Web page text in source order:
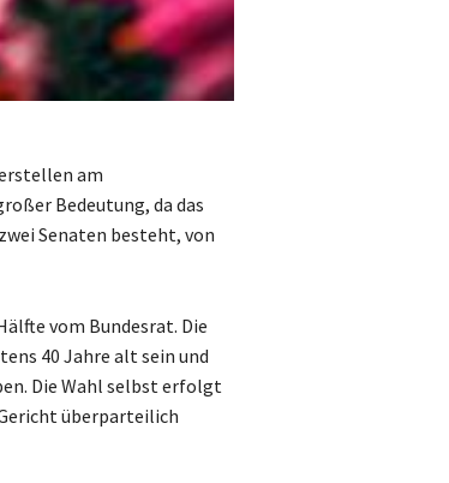
am
Bedeutung, da das
Senaten besteht, von
vom Bundesrat. Die
40 Jahre alt sein und
Die Wahl selbst erfolgt
überparteilich